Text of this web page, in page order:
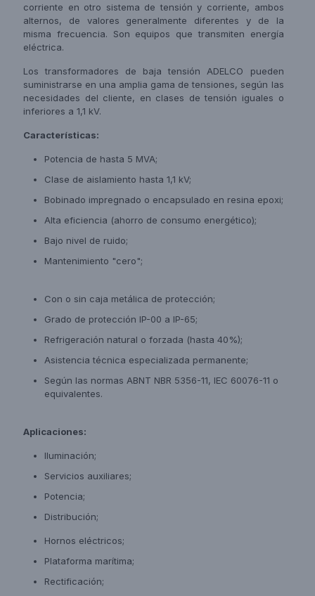
corriente en otro sistema de tensión y corriente, ambos
alternos, de valores generalmente diferentes y de la
misma frecuencia. Son equipos que transmiten energía
eléctrica.
Los transformadores de baja tensión ADELCO pueden
suministrarse en una amplia gama de tensiones, según las
necesidades del cliente, en clases de tensión iguales o
inferiores a 1,1 kV.
Características:
Potencia de hasta 5 MVA;
Clase de aislamiento hasta 1,1 kV;
Bobinado impregnado o encapsulado en resina epoxi;
Alta eficiencia (ahorro de consumo energético);
Bajo nivel de ruido;
Mantenimiento "cero";
Con o sin caja metálica de protección;
Grado de protección IP-00 a IP-65;
Refrigeración natural o forzada (hasta 40%);
Asistencia técnica especializada permanente;
Según las normas ABNT NBR 5356-11, IEC 60076-11 o
equivalentes.
Aplicaciones:
Iluminación;
Servicios auxiliares;
Potencia;
Distribución;
Hornos eléctricos;
Plataforma marítima;
Rectificación;